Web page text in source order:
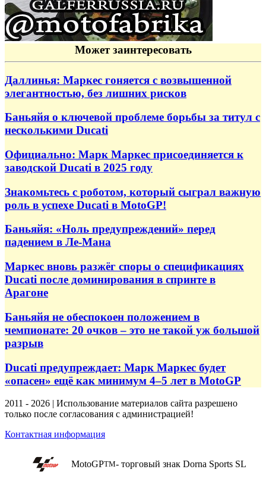
Может заинтересовать
Даллинья: Маркес гоняется с возвышенной
элегантностью, без лишних рисков
Баньяйя о ключевой проблеме борьбы за титул с
несколькими Ducati
Официально: Марк Маркес присоединяется к
заводской Ducati в 2025 году
Знакомьтесь с роботом, который сыграл важную
роль в успехе Ducati в MotoGP!
Баньяйя: «Ноль предупреждений» перед
падением в Ле-Мана
Маркес вновь разжёг споры о спецификациях
Ducati после доминирования в спринте в
Арагоне
Баньяйя не обеспокоен положением в
чемпионате: 20 очков – это не такой уж большой
разрыв
Ducati предупреждает: Марк Маркес будет
«опасен» ещё как минимум 4–5 лет в MotoGP
2011 - 2026 | Использование материалов сайта разрешено
только после согласования с администрацией!
Контактная информация
MotoGPTM- торговый знак Dorna Sports SL